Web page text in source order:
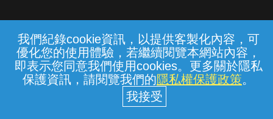
我們紀錄cookie資訊，以提供客製化內容，可
優化您的使用體驗，若繼續閱覽本網站內容，
即表示您同意我們使用cookies。更多關於隱私
保護資訊，請閱覽我們的隱私權保護政策。
常見問題 線上客服 服務條款 隱私權保護
中華電信股份有限公司個人家庭分公司
(統一編號：96979949) © 2026
{{notifyMsg}}